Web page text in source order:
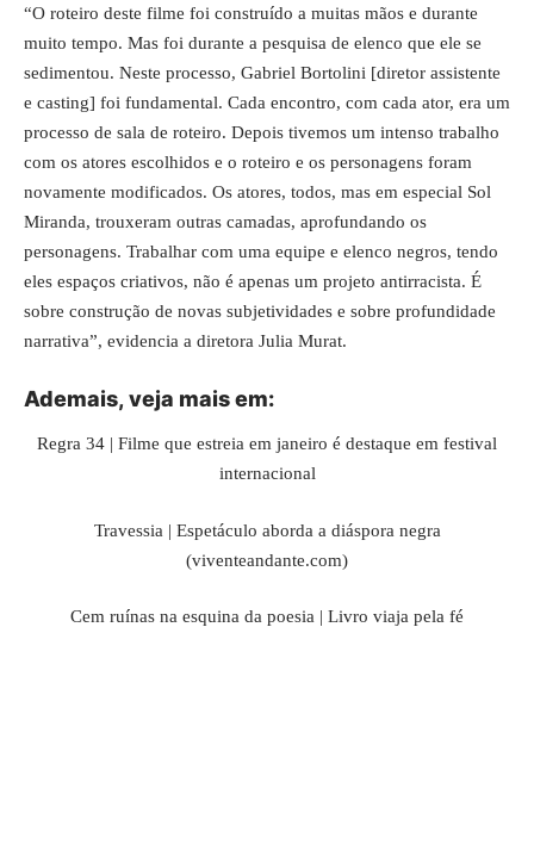
“O roteiro deste filme foi construído a muitas mãos e durante
muito tempo. Mas foi durante a pesquisa de elenco que ele se
sedimentou. Neste processo, Gabriel Bortolini [diretor assistente
e casting] foi fundamental. Cada encontro, com cada ator, era um
processo de sala de roteiro. Depois tivemos um intenso trabalho
com os atores escolhidos e o roteiro e os personagens foram
novamente modificados. Os atores, todos, mas em especial Sol
Miranda, trouxeram outras camadas, aprofundando os
personagens. Trabalhar com uma equipe e elenco negros, tendo
eles espaços criativos, não é apenas um projeto antirracista. É
sobre construção de novas subjetividades e sobre profundidade
narrativa”, evidencia a diretora Julia Murat.
Ademais, veja mais em:
Regra 34 | Filme que estreia em janeiro é destaque em festival
internacional
Travessia | Espetáculo aborda a diáspora negra
(viventeandante.com)
Cem ruínas na esquina da poesia | Livro viaja pela fé